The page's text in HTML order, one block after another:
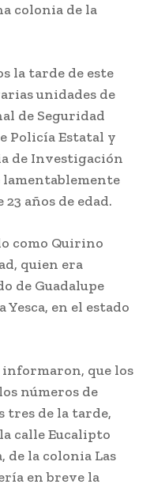
colonia de la
la tarde de este
unidades de
de Seguridad
Policía Estatal y
de Investigación
años de edad.
como Quirino
quien era
de Guadalupe
en el estado
informaron, que los
números de
tres de la tarde,
calle Eucalipto
la colonia Las
en breve la